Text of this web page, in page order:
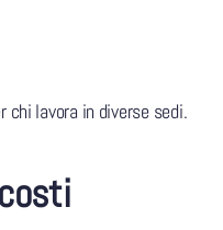
chi lavora in diverse sedi.